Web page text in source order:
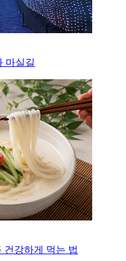
마실길
건강하게 먹는 법